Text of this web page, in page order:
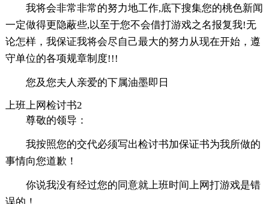
我将会非常非常的努力地工作,底下搜集您的桃色新闻
一定做得更隐蔽些,以至于您不会借打游戏之名报复我!无
论怎样，我保证我将会尽自己最大的努力从现在开始，遵
守单位的各项规章制度!!!
您及您夫人亲爱的下属油墨即日
上班上网检讨书2
尊敬的领导：
我按照您的交代必须写出检讨书加保证书为我所做的
事情向您道歉！
你说我没有经过您的同意就上班时间上网打游戏是错